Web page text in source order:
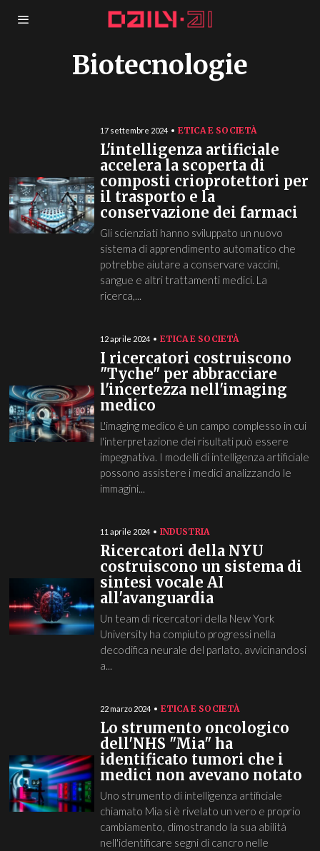
Biotecnologie
17 settembre 2024 ETICA E SOCIETÀ
L'intelligenza artificiale
accelera la scoperta di
composti crioprotettori per
il trasporto e la
conservazione dei farmaci
Gli scienziati hanno sviluppato un nuovo
sistema di apprendimento automatico che
potrebbe aiutare a conservare vaccini,
sangue e altri trattamenti medici. La
ricerca,...
12 aprile 2024 ETICA E SOCIETÀ
I ricercatori costruiscono
"Tyche" per abbracciare
l'incertezza nell'imaging
medico
L'imaging medico è un campo complesso in cui
l'interpretazione dei risultati può essere
impegnativa. I modelli di intelligenza artificiale
possono assistere i medici analizzando le
immagini...
11 aprile 2024 INDUSTRIA
Ricercatori della NYU
costruiscono un sistema di
sintesi vocale AI
all'avanguardia
Un team di ricercatori della New York
University ha compiuto progressi nella
decodifica neurale del parlato, avvicinandosi
a...
22 marzo 2024 ETICA E SOCIETÀ
Lo strumento oncologico
dell'NHS "Mia" ha
identificato tumori che i
medici non avevano notato
Uno strumento di intelligenza artificiale
chiamato Mia si è rivelato un vero e proprio
cambiamento, dimostrando la sua abilità
nell'identificare segni di cancro nelle